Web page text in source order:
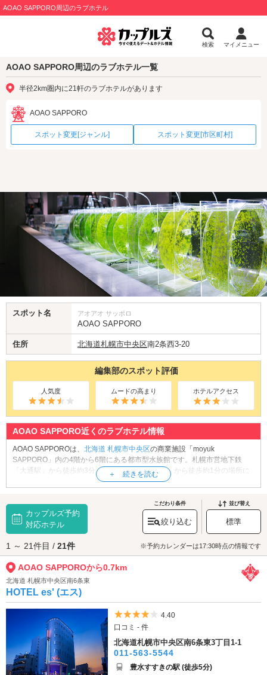
AOAO SAPPORO周辺のラブホテル
検索 マイメニュー
AOAO SAPPORO周辺のラブホテル一覧
半径2km圏内に21軒のラブホテルがあります
AOAO SAPPORO
スポット変更[ジャンル] スポット変更[市区町村]
スポット名 アオアオ サッポロ
AOAO SAPPORO
住所 北海道札幌市中央区南2条西3-20
編集部のスポット評価
人気度 ムードの高まり ホテルアクセス
AOAO SAPPORO近くのラブホテル情報
AOAO SAPPOROは、 北海道 札幌市中央区の商業施設「moyuk
SAPPORO」内の4階から6階にある都市型水族館です。札幌市営地下鉄
「大通駅」から徒歩約3分、札幌市電「狸小路駅」から徒歩約1分の場所に
あり、朝10時から夜22時まで年中無休で営業しています。館内には様々な
ーナーや、クラゲが漂う幻想的な水槽などが人気です。その他、広大な海
の世界をデジタルアートで再現した「BLUE ROOM」や、人気ベーカリー
＆バー「シロクマベーカリー＆」も好評です。札幌デートの際に、ぜひお
立ち寄りください。
AOAO SAPPOROへは、
すすきのエリアのラブホテルからもアクセスが便
利です。
カップルズ予約
対応ホテル
こだわり条件
絞り込む
並び替え
標準
1 ～ 21件目 / 21件 ※予約カレンダーは17:30時点の情報です
AOAO SAPPOROから0.7km
北海道 札幌市中央区南6条東
HOTEL es' (エス)
5つ星のうち4
4.40
口コミ - 件
北海道札幌市中央区南6条東3丁目1-1
011-563-5544
豊水すすきの駅 (徒歩5分)